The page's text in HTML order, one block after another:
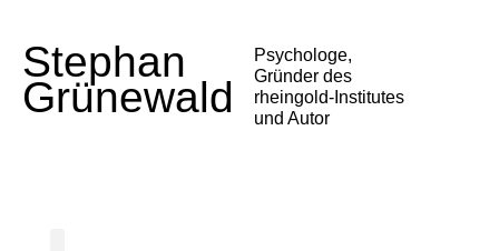
Stephan
Grünewald
Psychologe,
Gründer des
rheingold-Institutes
und Autor